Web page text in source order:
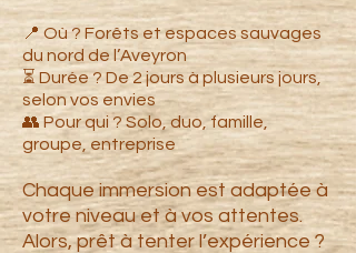
📍 Où ? Forêts et espaces sauvages
du nord de l’Aveyron
⏳ Durée ? De 2 jours à plusieurs jours,
selon vos envies
👥 Pour qui ? Solo, duo, famille,
groupe, entreprise
Chaque immersion est adaptée à
votre niveau et à vos attentes.
Alors, prêt à tenter l’expérience ?